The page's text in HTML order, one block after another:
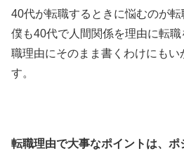
40代が転職するときに悩むのが転
僕も40代で人間関係を理由に転
職理由にそのまま書くわけにもい
す。
転職理由で大事なポイントは、ポ